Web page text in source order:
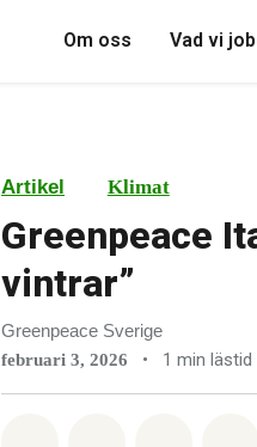
Om oss Vad vi
Artikel Klimat
Greenpeace
vintrar”
Greenpeace Sverige
februari 3, 2026 • 1 min lästid